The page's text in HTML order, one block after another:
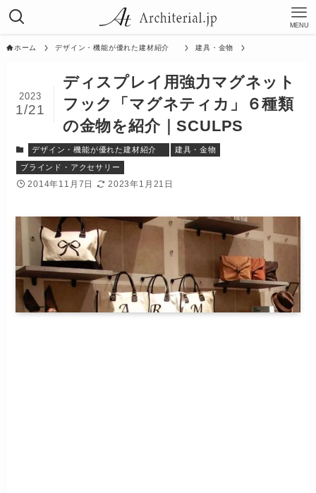
MENU
ホーム デザイン・機能が優れた建材紹介 建具・金物
ディスプレイ用強力マグネット
フック「マグネティカ」６種類
の金物を紹介｜SCULPS
2023
1/21
デザイン・機能が優れた建材紹介 建具・金物
ブラインド・アクセサリー
2014年11月7日 2023年1月21日